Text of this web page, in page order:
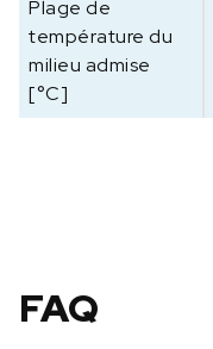
r
t
K
e
y
Plage de
température du
milieu admise
[°C]
FAQ